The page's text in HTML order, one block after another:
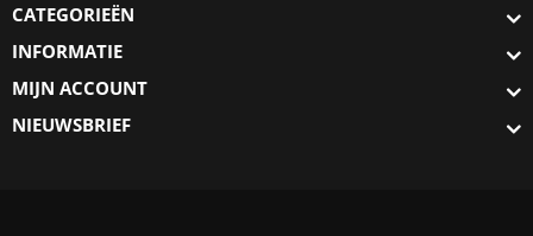
CATEGORIEËN
INFORMATIE
MIJN ACCOUNT
NIEUWSBRIEF